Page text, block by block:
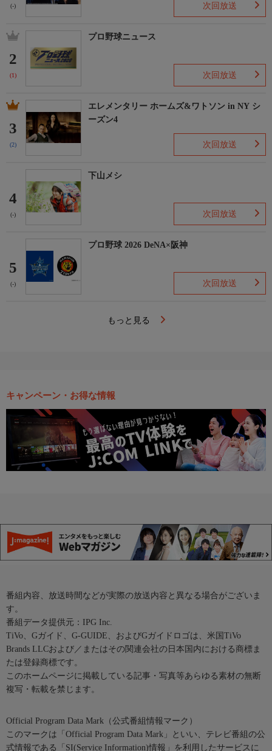
(-) 次回放送
2
(1)
プロ野球ニュース
次回放送
3
(2)
エレメンタリー ホームズ&ワトソン in NY シ
ーズン4
次回放送
4
(-)
下山メシ
次回放送
5
(-)
プロ野球 2026 DeNA×阪神
次回放送
もっと見る
キャンペーン・お得な情報
番組内容、放送時間などが実際の放送内容と異なる場合がございま
す。
番組データ提供元：IPG Inc.
TiVo、Gガイド、G-GUIDE、およびGガイドロゴは、米国TiVo
Brands LLCおよび／またはその関連会社の日本国内における商標ま
たは登録商標です。
このホームページに掲載している記事・写真等あらゆる素材の無断
複写・転載を禁じます。
Official Program Data Mark（公式番組情報マーク）
このマークは「Official Program Data Mark」といい、テレビ番組の公
式情報である「SI(Service Information)情報」を利用したサービスに